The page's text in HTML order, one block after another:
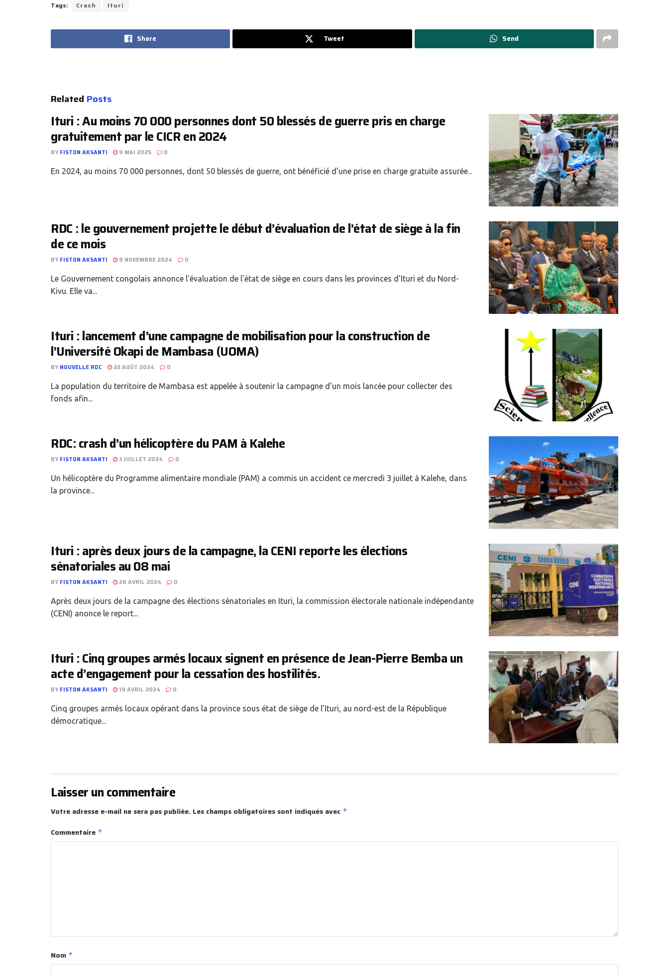
Tags: Crash Ituri
Share Tweet Send
Related Posts
Ituri : Au moins 70 000 personnes dont 50 blessés de guerre pris en charge
gratuitement par le CICR en 2024
BY FISTON AKSANTI 9 MAI 2025 0
En 2024, au moins 70 000 personnes, dont 50 blessés de guerre, ont bénéficié d’une prise en charge gratuite assurée...
RDC : le gouvernement projette le début d’évaluation de l’état de siège à la fin
de ce mois
BY FISTON AKSANTI 9 NOVEMBRE 2024 0
Le Gouvernement congolais annonce l'évaluation de l'état de siège en cours dans les provinces d'Ituri et du Nord-
Kivu. Elle va...
Ituri : lancement d’une campagne de mobilisation pour la construction de
l’Université Okapi de Mambasa (UOMA)
BY NOUVELLE RDC 22 AOÛT 2024 0
La population du territoire de Mambasa est appelée à soutenir la campagne d'un mois lancée pour collecter des
fonds afin...
RDC: crash d’un hélicoptère du PAM à Kalehe
BY FISTON AKSANTI 3 JUILLET 2024 0
Un hélicoptère du Programme alimentaire mondiale (PAM) a commis un accident ce mercredi 3 juillet à Kalehe, dans
la province...
Ituri : après deux jours de la campagne, la CENI reporte les élections
sénatoriales au 08 mai
BY FISTON AKSANTI 28 AVRIL 2024 0
Après deux jours de la campagne des élections sénatoriales en Ituri, la commission électorale nationale indépendante
(CENI) anonce le report...
Ituri : Cinq groupes armés locaux signent en présence de Jean-Pierre Bemba un
acte d’engagement pour la cessation des hostilités.
BY FISTON AKSANTI 19 AVRIL 2024 0
Cinq groupes armés locaux opérant dans la province sous état de siège de l’Ituri, au nord-est de la République
démocratique...
Laisser un commentaire
Votre adresse e-mail ne sera pas publiée. Les champs obligatoires sont indiqués avec *
Commentaire *
Nom *